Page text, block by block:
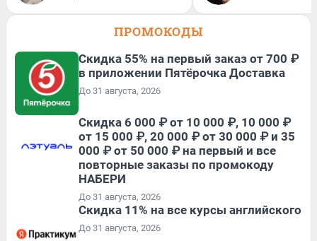
ПРОМОКОДЫ
Скидка 55% на первый заказ от 700 ₽
в приложении Пятёрочка Доставка
До 31 августа, 2026
Скидка 6 000 ₽ от 10 000 ₽, 10 000 ₽
от 15 000 ₽, 20 000 ₽ от 30 000 ₽ и 35
000 ₽ от 50 000 ₽ на первый и все
повторные заказы по промокоду
НАБЕРИ
До 31 августа, 2026
Скидка 11% на все курсы английского
До 31 августа, 2026